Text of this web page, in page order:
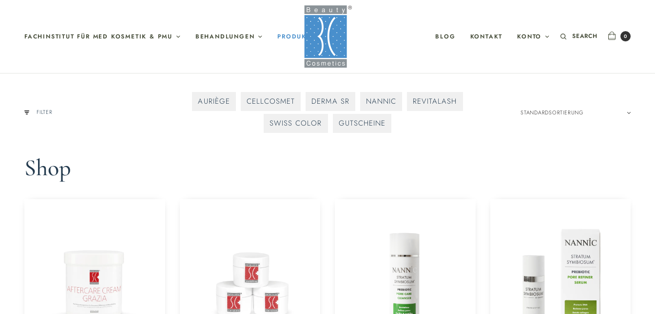
FACHINSTITUT FÜR MED KOSMETIK & PMU BEHANDLUNGEN PRODUKTE BLOG KONTAKT KONTO SEARCH 0
FILTER
AURIÈGE CELLCOSMET DERMA SR NANNIC REVITALASH
SWISS COLOR GUTSCHEINE
Shop